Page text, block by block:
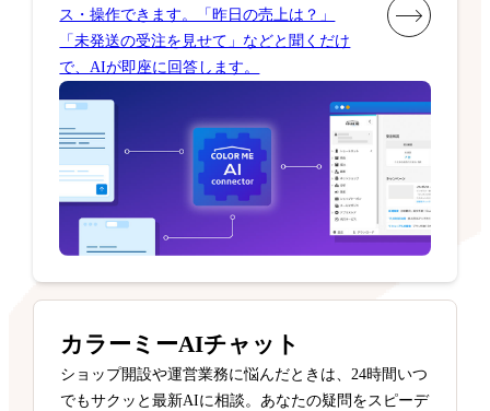
ス・操作できます。「昨日の売上は？」
「未発送の受注を見せて」などと聞くだけ
で、AIが即座に回答します。
カラーミーAIチャット
ショップ開設や運営業務に悩んだときは、24時間いつ
でもサクッと最新AIに相談。あなたの疑問をスピーデ